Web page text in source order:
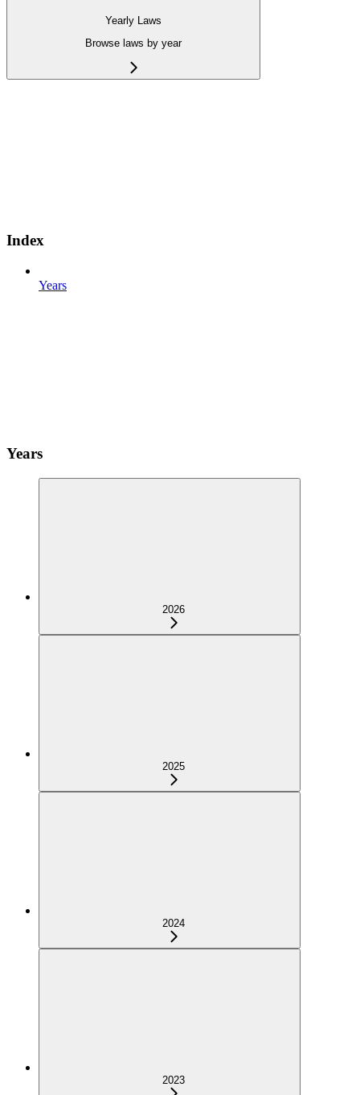
Yearly Laws
Browse laws by year
Index
Years
Years
2026
2025
2024
2023